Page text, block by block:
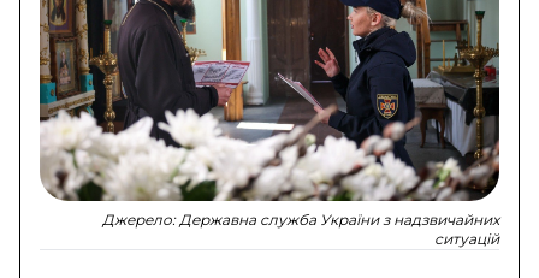
Джерело:Державна служба України з надзвичайних
ситуацій